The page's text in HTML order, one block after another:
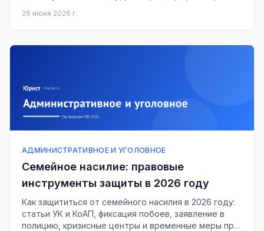
26 июня 2026 г.
АДМИНИСТРАТИВНОЕ И УГОЛОВНОЕ
Семейное насилие: правовые
инструменты защиты в 2026 году
Как защититься от семейного насилия в 2026 году:
статьи УК и КоАП, фиксация побоев, заявление в
полицию, кризисные центры и временные меры при